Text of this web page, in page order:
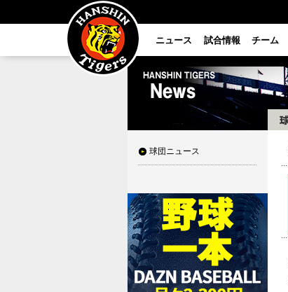
ニュース 試合情報 チーム
球団ニュース